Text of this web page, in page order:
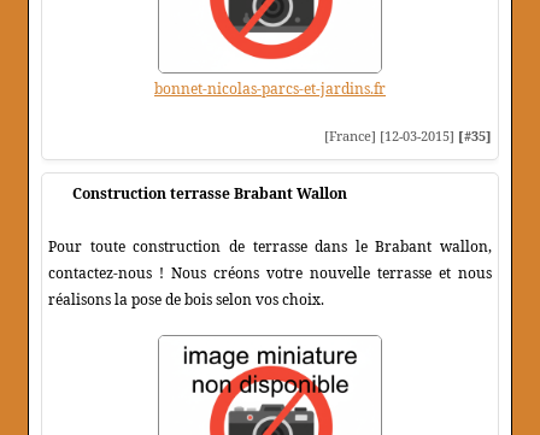
bonnet-nicolas-parcs-et-jardins.fr
[France] [12-03-2015] [#35]
Construction terrasse Brabant Wallon
Pour toute construction de terrasse dans le Brabant wallon,
contactez-nous ! Nous créons votre nouvelle terrasse et nous
réalisons la pose de bois selon vos choix.